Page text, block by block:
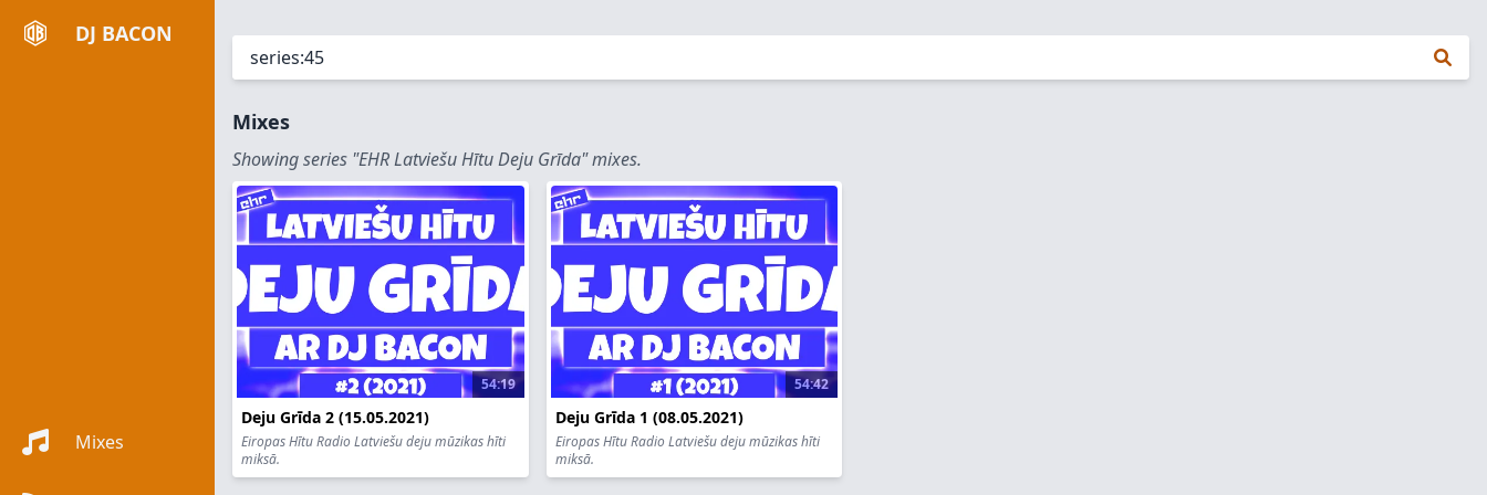
DJ BACON
Mixes
Mixes
Showing series "EHR Latviešu Hītu Deju Grīda" mixes.
54:19
Deju Grīda 2 (15.05.2021)
Eiropas Hītu Radio Latviešu deju mūzikas hīti
miksā.
54:42
Deju Grīda 1 (08.05.2021)
Eiropas Hītu Radio Latviešu deju mūzikas hīti
miksā.